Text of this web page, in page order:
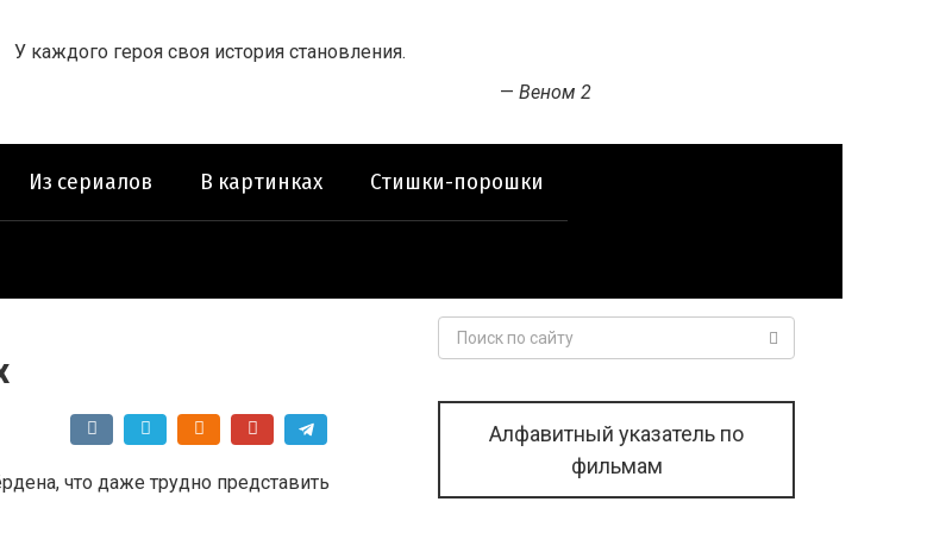
У каждого героя своя история становления.
— Веном 2
Из сериалов В картинках Стишки-порошки
что даже трудно представить
Поиск:
Алфавитный указатель по
фильмам